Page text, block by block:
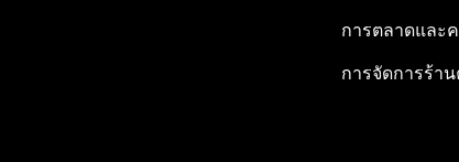
การตลาดและ
การจัดการร้า